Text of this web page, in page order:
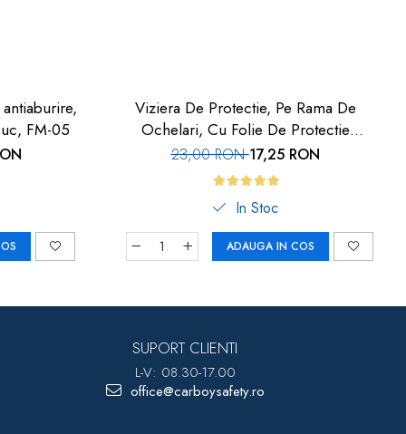
FM-05
Viziera De Protectie, Pe Rama De
Ochelari, Cu Folie De Protectie
Inlocuibila, Set 3 Buc, Car-Boy Safety
23,00 RON17,25 RON
In Stoc
ADAUGA IN COS
SUPORT CLIENTI
L-V: 08.30-17.00
office@carboysafety.ro